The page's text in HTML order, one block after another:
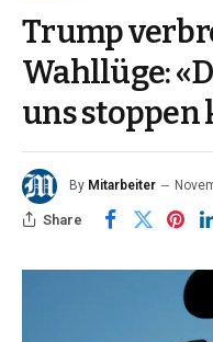
Trump
Wahllüge:
uns stoppen
By Mitarbeiter
Share